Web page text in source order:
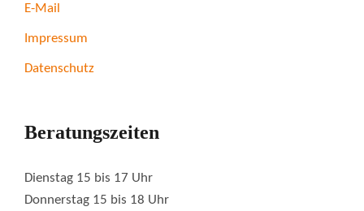
E-Mail
Impressum
Datenschutz
Beratungszeiten
Dienstag 15 bis 17 Uhr
Donnerstag 15 bis 18 Uhr